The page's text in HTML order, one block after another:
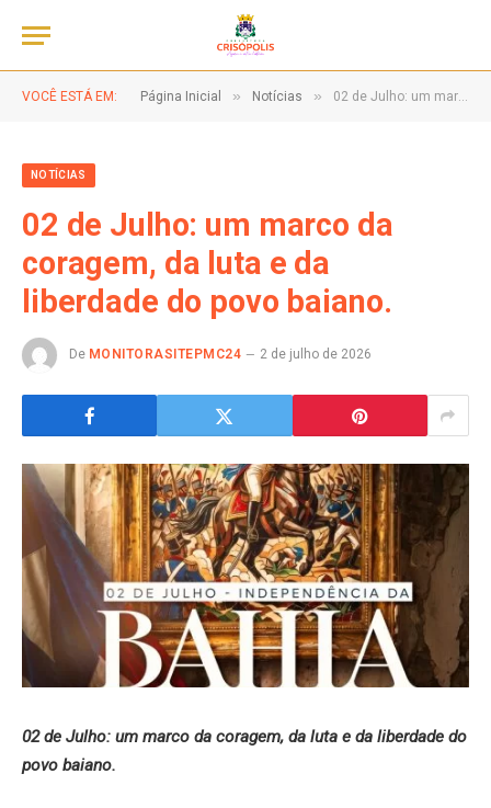
VOCÊ ESTÁ EM: Página Inicial » Notícias » 02 de Julho: um marco da coragem, da luta e da liberdade do povo baiano.
NOTÍCIAS
02 de Julho: um marco da
coragem, da luta e da
liberdade do povo baiano.
De MONITORASITEPMC24 2 de julho de 2026
02 de Julho: um marco da coragem, da luta e da liberdade do
povo baiano.